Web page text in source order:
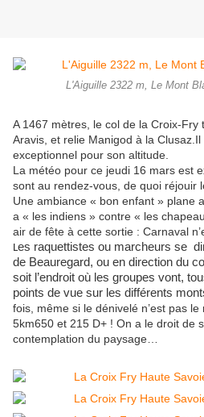
L'Aiguille 2322 m, Le Mont
A 1467 mètres, le col de la Croix-Fry
Aravis, et relie Manigod à la
exceptionnel pour son altitude.
La météo pour ce jeudi 16 mars est
sont au rendez-vous, de quoi réjouir
Une ambiance « bon enfant » plane
a « les indiens » contre « les
air de fête à cette sortie : Carnaval
Les raquettistes ou marcheurs se
de Beauregard, ou en direction du
soit l’endroit où les groupes vont,
points de vue sur les différents
fois, même si le dénivelé n’est pas le
5km650 et 215 D+ ! On a le droit de
contemplation du paysage…